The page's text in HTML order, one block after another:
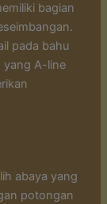
bagian
pada bahu
yang A-line
abaya yang
potongan